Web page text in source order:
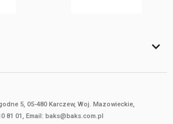
5, 05-480 Karczew, Woj. Mazowieckie,
81 01, Email: baks@baks.com.pl